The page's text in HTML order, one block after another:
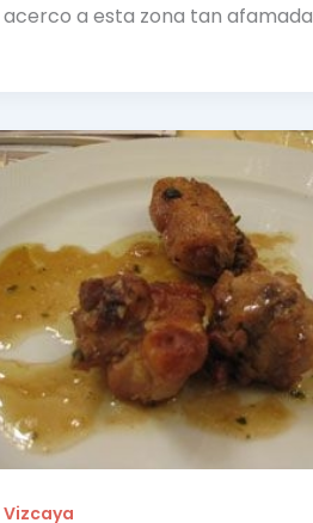
acerco a esta zona tan afamada
Vizcaya